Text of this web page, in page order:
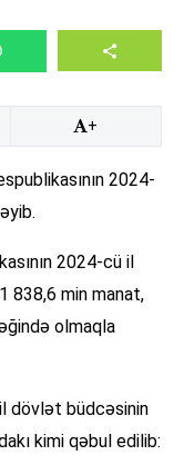
+
2024-
2024-cü il
838,6 min manat,
olmaqla
dövlət büdcəsinin
kimi qəbul edilib: